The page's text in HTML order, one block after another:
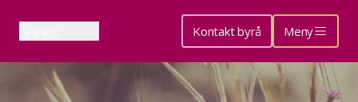
Kontakt byrå Meny